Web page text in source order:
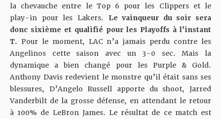
la chevauche entre le Top 6 pour les Clippers et le
play-in pour les Lakers. Le vainqueur du soir sera
donc sixième et qualifié pour les Playoffs à l’instant
T. Pour le moment, LAC n’a jamais perdu contre les
Angelinos cette saison avec un 3-0 sec. Mais la
dynamique a bien changé pour les Purple & Gold.
Anthony Davis redevient le monstre qu’il était sans ses
blessures, D’Angelo Russell apporte du shoot, Jarred
Vanderbilt de la grosse défense, en attendant le retour
à 100% de LeBron James. Le résultat de ce match est